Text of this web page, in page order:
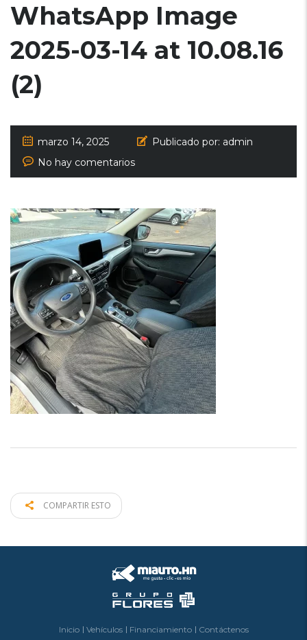
WhatsApp Image
2025-03-14 at 10.08.16
(2)
marzo 14, 2025 Publicado por: admin
No hay comentarios
COMPARTIR ESTO
Inicio Vehículos Financiamiento Contáctenos